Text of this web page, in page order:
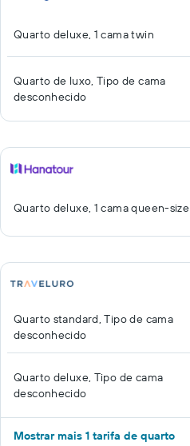
Quarto deluxe, 1 cama twin
Quarto de luxo, Tipo de cama
desconhecido
Quarto deluxe, 1 cama queen-size
Quarto standard, Tipo de cama
desconhecido
Quarto deluxe, Tipo de cama
desconhecido
Mostrar mais 1 tarifa de quarto